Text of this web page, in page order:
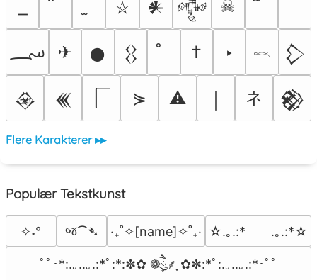
⛥ 𒀭 𒅒 ☠
؄ ✈ 𒊹 𒌐 † ‣ 𓎖 𒁷
𒊲 𒌍 ⋟ ⚠ ネ 𒆙
Flere Karakterer ▸▸
Populær Tekstkunst
✧˖° જ⁀➴ ‎‧₊˚✧[name]✧˚₊‧ ☆.｡.:*　　.｡.:*☆
ﾟﾟ･*:.｡..｡.:*ﾟ:*:✼✿ ❁ཻུ۪۪⸙͎ ✿✼:*ﾟ:.｡..｡.:*･ﾟﾟ